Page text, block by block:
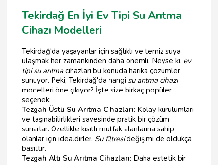
Tekirdağ En İyi Ev Tipi Su Arıtma
Cihazı Modelleri
Tekirdağ'da yaşayanlar için sağlıklı ve temiz suya
ulaşmak her zamankinden daha önemli. Neyse ki, ev
tipi su arıtmacihazları bu konuda harika çözümler
sunuyor. Peki, Tekirdağ'da hangi su arıtma cihazı
modelleri öne çıkıyor? İşte size birkaç popüler
seçenek:
Tezgah Üstü Su Arıtma Cihazları: Kolay kurulumları
ve taşınabilirlikleri sayesinde pratik bir çözüm
sunarlar. Özellikle kısıtlı mutfak alanlarına sahip
olanlar için idealdirler. Su filtresideğişimi de oldukça
basittir.
Tezgah Altı Su Arıtma Cihazları: Daha estetik bir